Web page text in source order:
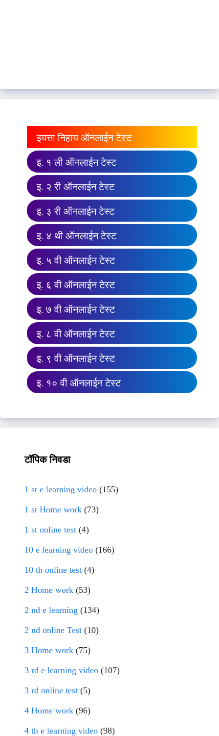
इयत्ता निहाय ऑनलाईन टेस्ट
इ. १ ली ऑनलाईन टेस्ट
इ. २ री ऑनलाईन टेस्ट
इ. ३ री ऑनलाईन टेस्ट
इ. ४ थी ऑनलाईन टेस्ट
इ. ५ वी ऑनलाईन टेस्ट
इ. ६ वी ऑनलाईन टेस्ट
इ. ७ वी ऑनलाईन टेस्ट
इ. ८ वी ऑनलाईन टेस्ट
इ. ९ वी ऑनलाईन टेस्ट
इ. १० वी ऑनलाईन टेस्ट
टॉपिक निवडा
1 st e learning video (155)
1 st Home work (73)
1 st online test (4)
10 e learning video (166)
10 th online test (4)
2 Home work (53)
2 nd e learning (134)
2 nd online Test (10)
3 Home work (75)
3 rd e learning video (107)
3 rd online test (5)
4 Home work (96)
4 th e learning video (98)